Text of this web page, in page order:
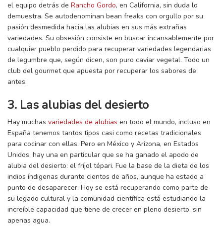
el equipo detrás de Rancho Gordo, en California, sin duda lo
demuestra. Se autodenominan bean freaks con orgullo por su
pasión desmedida hacia las alubias en sus más extrañas
variedades. Su obsesión consiste en buscar incansablemente por
cualquier pueblo perdido para recuperar variedades legendarias
de legumbre que, según dicen, son puro caviar vegetal. Todo un
club del gourmet que apuesta por recuperar los sabores de
antes.
3. Las alubias del desierto
Hay muchas variedades de alubias en todo el mundo, incluso en
España tenemos tantos tipos casi como recetas tradicionales
para cocinar con ellas. Pero en México y Arizona, en Estados
Unidos, hay una en particular que se ha ganado el apodo de
alubia del desierto: el fríjol tépari. Fue la base de la dieta de los
indios índigenas durante cientos de años, aunque ha estado a
punto de desaparecer. Hoy se está recuperando como parte de
su legado cultural y la comunidad científica está estudiando la
increíble capacidad que tiene de crecer en pleno desierto, sin
apenas agua.